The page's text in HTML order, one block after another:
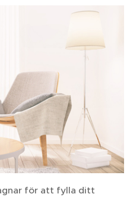
för att fylla ditt